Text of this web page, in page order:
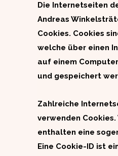
Die Internetseiten
Andreas
Cookies. Cookies
welche über einen
auf einem
und gespeichert
Zahlreiche
verwenden Cookies.
enthalten eine
Eine Cookie-ID ist